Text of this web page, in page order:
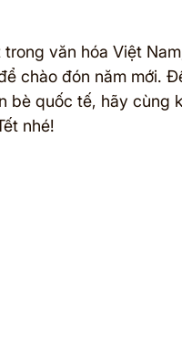
văn hóa Việt
chào đón năm mới.
bè quốc tế, hãy cùng
nhé!